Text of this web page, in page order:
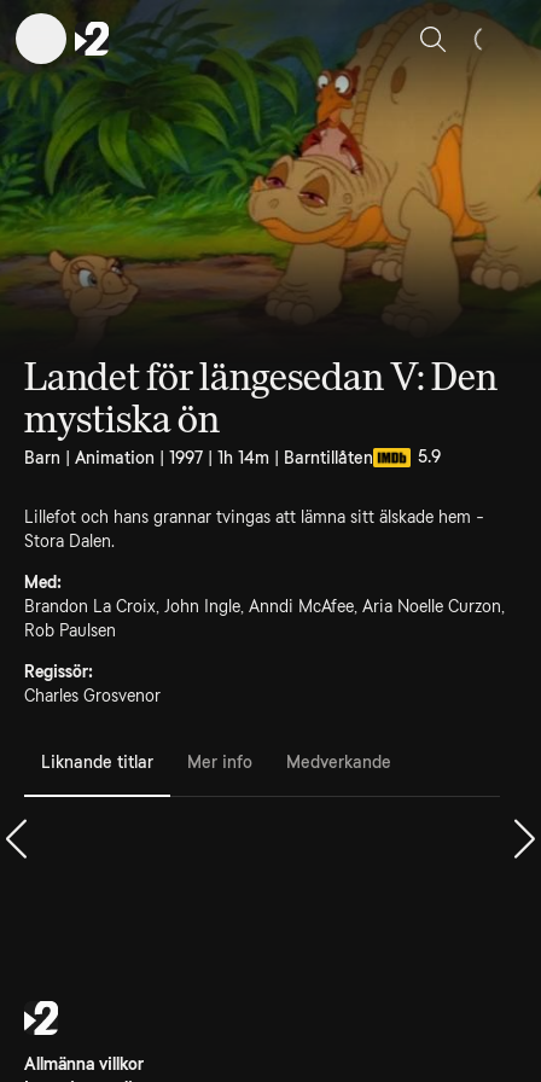
Sök
Landet för längesedan V: Den
mystiska ön
Barn | Animation | 1997 | 1h 14m | Barntillåten 5.9
Lillefot och hans grannar tvingas att lämna sitt älskade hem -
Stora Dalen.
Med:
Brandon La Croix, John Ingle, Anndi McAfee, Aria Noelle Curzon,
Rob Paulsen
Regissör:
Charles Grosvenor
Liknande titlar Mer info Medverkande
Allmänna villkor